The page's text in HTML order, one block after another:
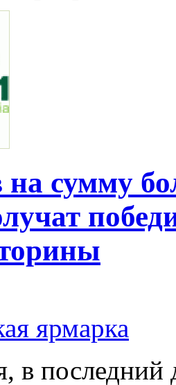
на сумму
ярмарка
в последний